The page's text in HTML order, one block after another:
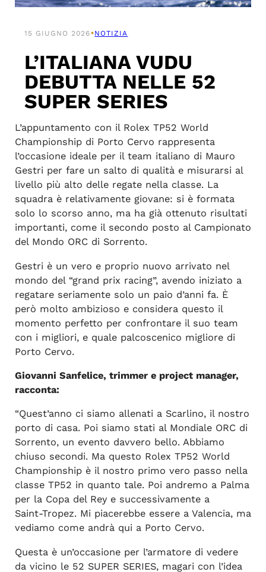
15 GIUGNO 2026•NOTIZIA
L’ITALIANA VUDU
DEBUTTA NELLE 52
SUPER SERIES
L’appuntamento con il Rolex TP52 World
Championship di Porto Cervo rappresenta
l’occasione ideale per il team italiano di Mauro
Gestri per fare un salto di qualità e misurarsi al
livello più alto delle regate nella classe. La
squadra è relativamente giovane: si è formata
solo lo scorso anno, ma ha già ottenuto risultati
importanti, come il secondo posto al Campionato
del Mondo ORC di Sorrento.
Gestri è un vero e proprio nuovo arrivato nel
mondo del “grand prix racing”, avendo iniziato a
regatare seriamente solo un paio d’anni fa. È
però molto ambizioso e considera questo il
momento perfetto per confrontare il suo team
con i migliori, e quale palcoscenico migliore di
Porto Cervo.
Giovanni Sanfelice, trimmer e project manager,
racconta:
“Quest’anno ci siamo allenati a Scarlino, il nostro
porto di casa. Poi siamo stati al Mondiale ORC di
Sorrento, un evento davvero bello. Abbiamo
chiuso secondi. Ma questo Rolex TP52 World
Championship è il nostro primo vero passo nella
classe TP52 in quanto tale. Poi andremo a Palma
per la Copa del Rey e successivamente a
Saint‑Tropez. Mi piacerebbe essere a Valencia, ma
vediamo come andrà qui a Porto Cervo.
Questa è un’occasione per l’armatore di vedere
da vicino le 52 SUPER SERIES, magari con l’idea